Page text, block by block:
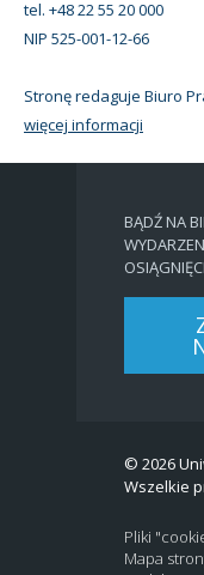
tel. +48 22 55 20 000
NIP 525-001-12-66
Stronę redaguje Biuro
więcej informacji
BĄDŹ NA
© 2026
Wszelkie
Pliki
Mapa